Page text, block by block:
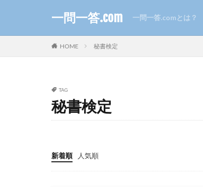
一問一答.com 一問一答.comとは？
HOME 秘書検定
TAG
秘書検定
新着順 人気順